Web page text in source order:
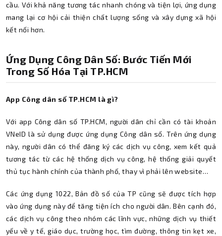
cầu. Với khả năng tương tác nhanh chóng và tiện lợi, ứng dụng
mang lại cơ hội cải thiện chất lượng sống và xây dựng xã hội
kết nối hơn.
Ứng Dụng Công Dân Số: Bước Tiến Mới
Trong Số Hóa Tại TP.HCM
App Công dân số TP.HCM là gì?
Với app Công dân số TP.HCM, người dân chỉ cần có tài khoản
VNeID là sử dụng được ứng dụng Công dân số. Trên ứng dụng
này, người dân có thể đăng ký các dịch vụ công, xem kết quả
tương tác từ các hệ thống dịch vụ công, hệ thống giải quyết
thủ tục hành chính của thành phố, thay vì phải lên website…
Các ứng dụng 1022, Bản đồ số của TP cũng sẽ được tích hợp
vào ứng dụng này để tăng tiện ích cho người dân. Bên cạnh đó,
các dịch vụ công theo nhóm các lĩnh vực, những dịch vụ thiết
yếu về y tế, giáo dục, trường học, tìm đường, thông tin kẹt xe,